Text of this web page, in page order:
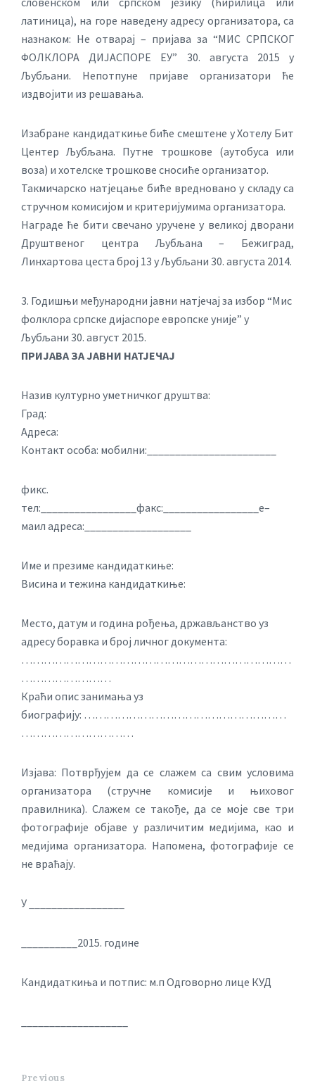
латиница), на горе наведену адресу организатора, са
назнаком: Не отварај – пријава за “МИС СРПСКОГ
ФОЛКЛОРА ДИЈАСПОРЕ ЕУ” 30. августа 2015 у
Љубљани. Непотпуне пријаве организатори ће
издвојити из решавања.
Изабране кандидаткиње биће смештене у Хотелу Бит
Центер Љубљана. Путне трошкове (аутобуса или
воза) и хотелске трошкове сносиће организатор.
Такмичарско натјецање биће вредновано у складу са
стручном комисијом и критеријумима организатора.
Награде ће бити свечано уручене у великој дворани
Друштвеног центра Љубљана – Бежиград,
Линхартова цеста број 13 у Љубљани 30. августа 2014.
3. Годишњи међународни јавни натјечај за избор “Мис
фолклора српске дијаспоре европске уније” у
Љубљани 30. август 2015.
ПРИЈАВА ЗА ЈАВНИ НАТЈЕЧАЈ
Назив културно уметничког друштва:
Град:
Адреса:
Контакт особа: мобилни:_______________________
фикс.
тел:_________________факс:_________________е–
маил адреса:___________________
Име и презиме кандидаткиње:
Висина и тежина кандидаткиње:
Место, датум и година рођења, држављанство уз
адресу боравка и број личног документа:
………………………………………………………………
……………………
Краћи опис занимања уз
биографију: ………………………………………………
…………………………
Изјава: Потврђујем да се слажем са свим условима
организатора (стручне комисије и њиховог
правилника). Слажем се такође, да се моје све три
фотографије објаве у различитим медијима, као и
медијима организатора. Напомена, фотографије се
не враћају.
У _________________
__________2015. године
Кандидаткиња и потпис: м.п Одговорно лице КУД
Previous